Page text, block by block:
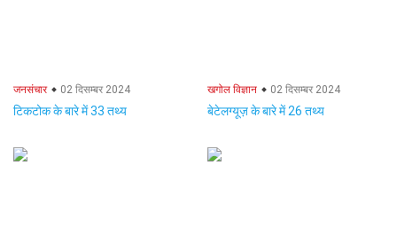
जनसंचार 02 दिसम्बर 2024
टिकटोक के बारे में 33 तथ्य
खगोल विज्ञान 02 दिसम्बर 2024
बेटेलग्यूज़ के बारे में 26 तथ्य